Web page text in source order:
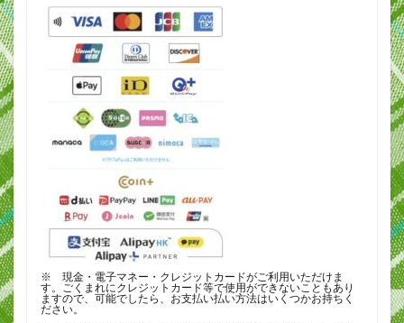
※ 現金・電子マネー・クレジットカードがご利用いただけま
す。ごくまれにクレジットカード等で使用ができないこともあり
ますので、可能でしたら、お支払い払い方法はいくつかお持ちく
ださい。